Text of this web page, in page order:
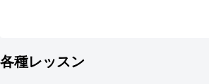
各種レッスン